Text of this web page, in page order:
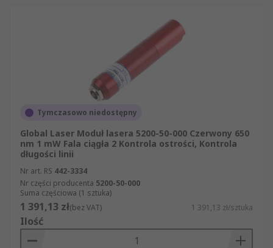
Tymczasowo niedostępny
Global Laser Moduł lasera 5200-50-000 Czerwony 650
nm 1 mW Fala ciągła 2 Kontrola ostrości, Kontrola
długości linii
Nr art. RS 442-3334
Nr części producenta 5200-50-000
Suma częściowa (1 sztuka)
1 391,13 zł(bez VAT) 1 391,13 zł/sztuka
Ilość